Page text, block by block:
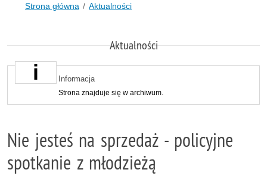
Strona główna Aktualności
Aktualności
Informacja
Strona znajduje się w archiwum.
Nie jesteś na sprzedaż - policyjne
spotkanie z młodzieżą